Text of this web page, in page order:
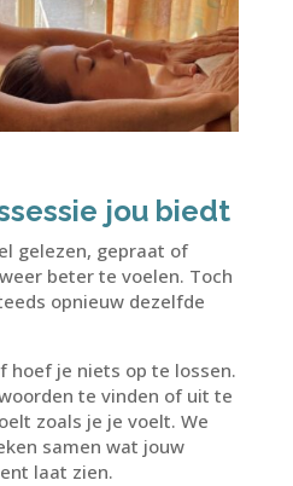
jou biedt
gelezen, gepraat of
beter te voelen. Toch
opnieuw dezelfde
hoef je niets op te lossen.
te vinden of uit te
zoals je je voelt. We
samen wat jouw
laat zien.